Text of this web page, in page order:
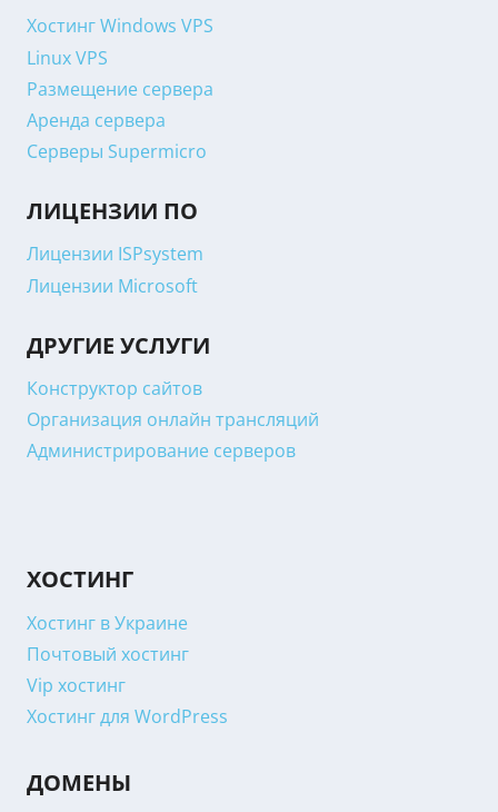
Хостинг Windows VPS
Linux VPS
Размещение сервера
Аренда сервера
Серверы Supermicro
ЛИЦЕНЗИИ ПО
Лицензии ISPsystem
Лицензии Microsoft
ДРУГИЕ УСЛУГИ
Конструктор сайтов
Организация онлайн трансляций
Администрирование серверов
ХОСТИНГ
Хостинг в Украине
Почтовый хостинг
Vip хостинг
Хостинг для WordPress
ДОМЕНЫ